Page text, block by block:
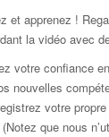
et apprenez !
la vidéo avec
votre confiance
nouvelles
votre
que nous